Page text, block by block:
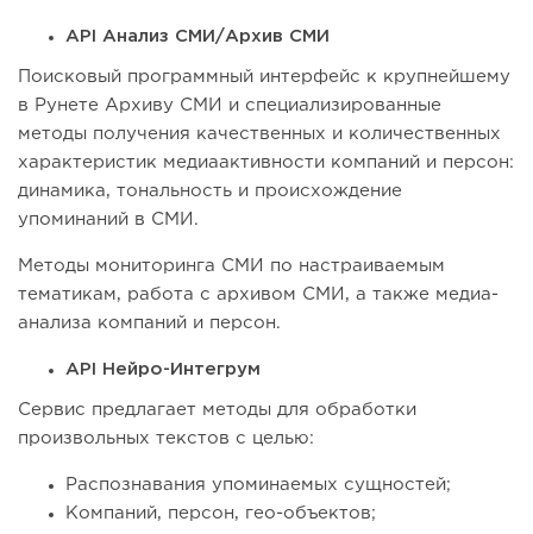
API Анализ СМИ/Архив СМИ
Поисковый программный интерфейс к крупнейшему
в Рунете Архиву СМИ и специализированные
методы получения качественных и количественных
характеристик медиаактивности компаний и персон:
динамика, тональность и происхождение
упоминаний в СМИ.
Методы мониторинга СМИ по настраиваемым
тематикам, работа с архивом СМИ, а также медиа-
анализа компаний и персон.
API Нейро-Интегрум
Сервис предлагает методы для обработки
произвольных текстов c целью:
Распознавания упоминаемых сущностей;
Компаний, персон, гео-объектов;